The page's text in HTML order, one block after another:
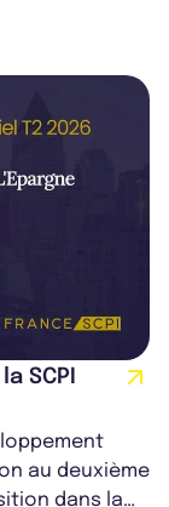
SCPI
au deuxième
dans la